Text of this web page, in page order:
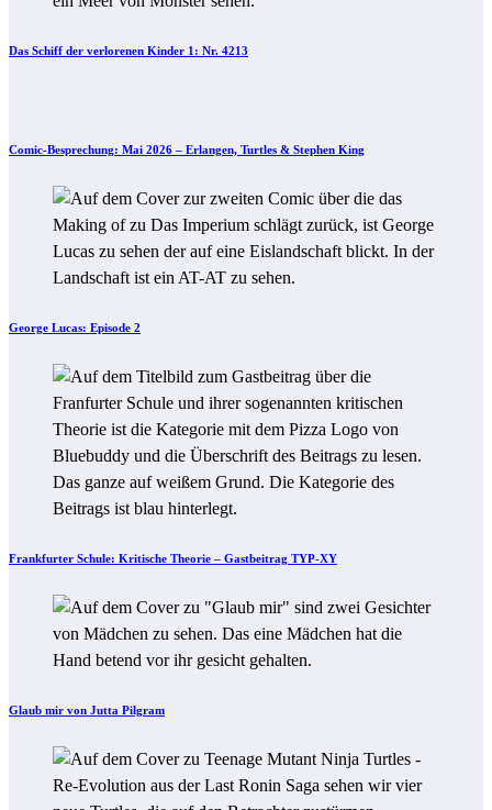
Das Schiff der verlorenen Kinder 1: Nr. 4213
Comic-Besprechung: Mai 2026 – Erlangen, Turtles & Stephen King
George Lucas: Episode 2
Frankfurter Schule: Kritische Theorie – Gastbeitrag TYP-XY
Glaub mir von Jutta Pilgram